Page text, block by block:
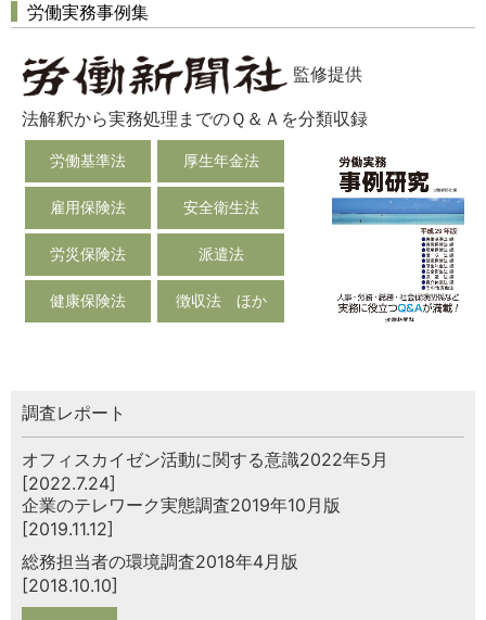
労働実務事例集
監修提供
法解釈から実務処理までのＱ＆Ａを分類収録
労働基準法 厚生年金法
雇用保険法 安全衛生法
労災保険法 派遣法
健康保険法 徴収法 ほか
調査レポート
オフィスカイゼン活動に関する意識2022年5月
[2022.7.24]
企業のテレワーク実態調査2019年10月版
[2019.11.12]
総務担当者の環境調査2018年4月版
[2018.10.10]